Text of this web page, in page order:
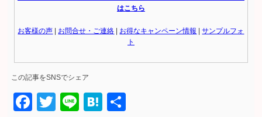
はこちら
お客様の声 お問合せ・ご連絡 お得なキャンペーン情報 |サンプルフォ
ト
この記事をSNSでシェア
Facebook
Twitter
LineHatena